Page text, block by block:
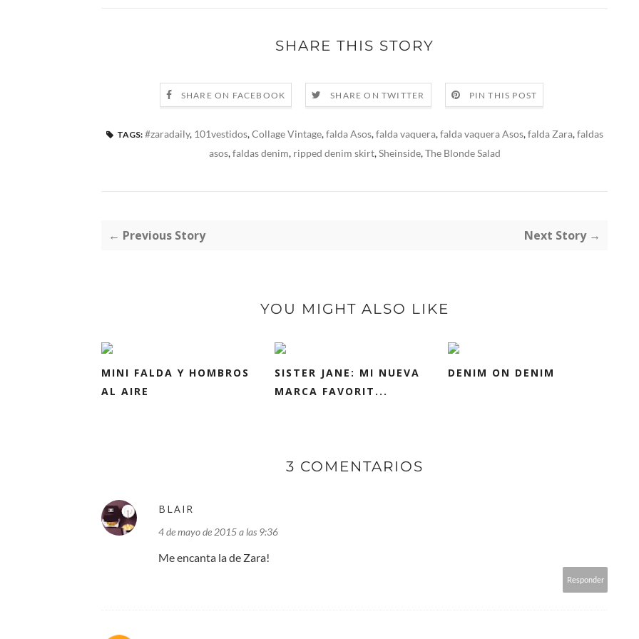
SHARE THIS STORY
SHARE ON FACEBOOK SHARE ON TWITTER PIN THIS POST
TAGS: #zaradaily, 101vestidos,Collage Vintage,falda Asos,falda vaquera,falda vaquera Asos,falda Zara,faldas
asos,faldas denim, ripped denim skirt,Sheinside,The Blonde Salad
← Previous Story Next Story →
YOU MIGHT ALSO LIKE
MINI FALDA Y HOMBROS
AL AIRE
SISTER JANE: MI NUEVA
MARCA FAVORIT...
DENIM ON DENIM
3 COMENTARIOS
BLAIR
4 de mayo de 2015 a las 9:36
Me encanta la de Zara!
Responder